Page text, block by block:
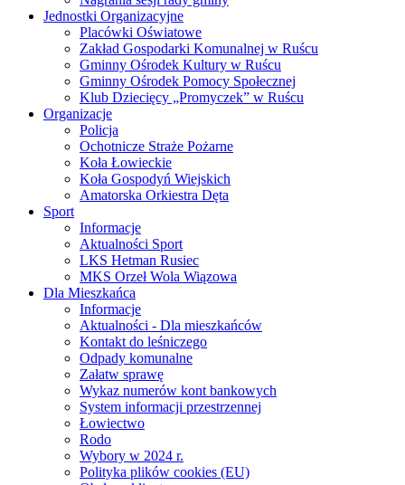
Jednostki Organizacyjne
Placówki Oświatowe
Zakład Gospodarki Komunalnej w Ruścu
Gminny Ośrodek Kultury w Ruścu
Gminny Ośrodek Pomocy Społecznej
Klub Dziecięcy „Promyczek” w Ruścu
Organizacje
Policja
Ochotnicze Straże Pożarne
Koła Łowieckie
Koła Gospodyń Wiejskich
Amatorska Orkiestra Dęta
Sport
Informacje
Aktualności Sport
LKS Hetman Rusiec
MKS Orzeł Wola Wiązowa
Dla Mieszkańca
Informacje
Aktualności - Dla mieszkańców
Kontakt do leśniczego
Odpady komunalne
Załatw sprawę
Wykaz numerów kont bankowych
System informacji przestrzennej
Łowiectwo
Rodo
Wybory w 2024 r.
Polityka plików cookies (EU)